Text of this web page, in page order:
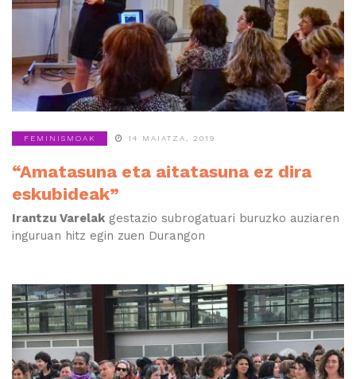
FEMINISMOAK 14 MAIATZA, 2019
“Amatasuna eta aitatasuna ez dira
eskubideak”
Irantzu Varelak gestazio subrogatuari buruzko auziaren
inguruan hitz egin zuen Durangon